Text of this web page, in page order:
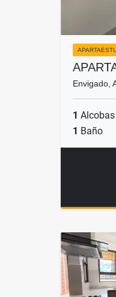
Envigado,
1 Alcobas
1 Baño